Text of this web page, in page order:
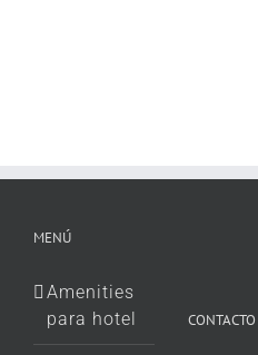
MENÚ
Amenities
para hotel
CONTACTO